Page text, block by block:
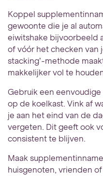
Koppel
gewoonte die je al
eiwitshake bijvoorbeeld
of vóór het checken van
stacking’-methode
makkelijker vol te
Gebruik een
op de koelkast. Vink af
je aan het eind van de
vergeten. Dit geeft ook
consistent te blijven.
Maak
huisgenoten, vrienden